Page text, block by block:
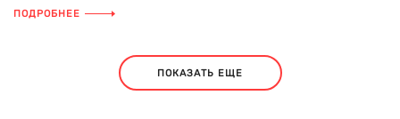
ПОДРОБНЕЕ
ПОКАЗАТЬ ЕЩЕ